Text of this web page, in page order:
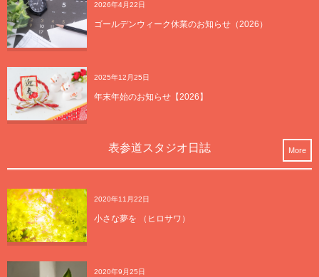
2026年4月22日
ゴールデンウィーク休業のお知らせ（2026）
2025年12月25日
年末年始のお知らせ【2026】
表参道スタジオ日誌
2020年11月22日
小さな夢を （ヒロサワ）
2020年9月25日
More